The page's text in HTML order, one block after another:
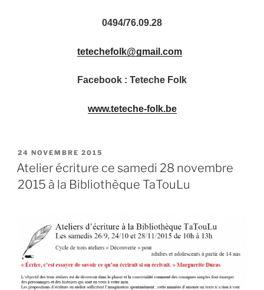
0494/76.09.28
tetechefolk@gmail.com
Facebook : Teteche Folk
www.teteche-folk.be
PUBLIÉ
LE
24 NOVEMBRE 2015
Atelier écriture ce samedi 28 novembre
2015 à la Bibliothèque TaTouLu